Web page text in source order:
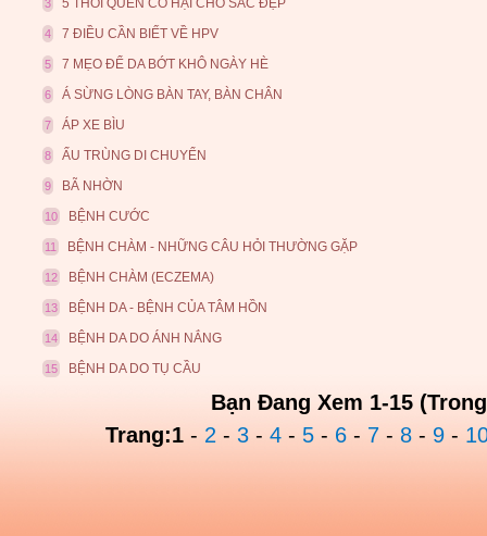
3 5 THÓI QUEN CÓ HẠI CHO SẮC ĐẸP
4 7 ĐIỀU CẦN BIẾT VỀ HPV
5 7 MẸO ĐỂ DA BỚT KHÔ NGÀY HÈ
6 Á SỪNG LÒNG BÀN TAY, BÀN CHÂN
7 ÁP XE BÌU
8 ẤU TRÙNG DI CHUYỂN
9 BÃ NHỜN
10 BỆNH CƯỚC
11 BỆNH CHÀM - NHỮNG CÂU HỎI THƯỜNG GẶP
12 BỆNH CHÀM (ECZEMA)
13 BỆNH DA - BỆNH CỦA TÂM HỒN
14 BỆNH DA DO ÁNH NẮNG
15 BỆNH DA DO TỤ CẦU
Bạn Đang Xem 1-15
Trang:1 - 2 - 3 - 4 - 5 - 6 - 7 - 8 - 9 -